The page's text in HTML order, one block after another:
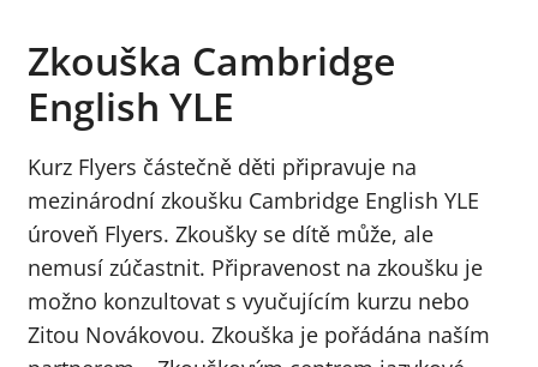
Zkouška Cambridge
English YLE
Kurz Flyers částečně děti připravuje na
mezinárodní zkoušku Cambridge English YLE
úroveň Flyers. Zkoušky se dítě může, ale
nemusí zúčastnit. Připravenost na zkoušku je
možno konzultovat s vyučujícím kurzu nebo
Zitou Novákovou. Zkouška je pořádána naším